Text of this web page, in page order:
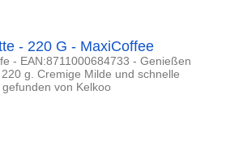
- 220 G - MaxiCoffee
- EAN:8711000684733 - Genießen
g. Cremige Milde und schnelle
von Kelkoo